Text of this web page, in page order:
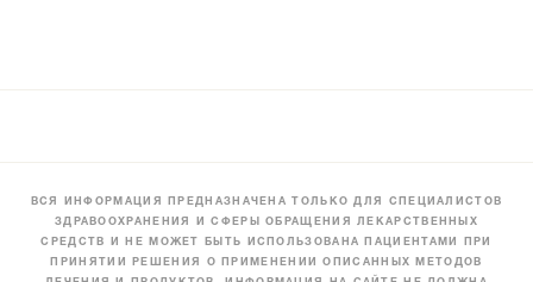
ВСЯ ИНФОРМАЦИЯ ПРЕДНАЗНАЧЕНА ТОЛЬКО ДЛЯ СПЕЦИАЛИСТОВ
ЗДРАВООХРАНЕНИЯ И СФЕРЫ ОБРАЩЕНИЯ ЛЕКАРСТВЕННЫХ
СРЕДСТВ И НЕ МОЖЕТ БЫТЬ ИСПОЛЬЗОВАНА ПАЦИЕНТАМИ ПРИ
ПРИНЯТИИ РЕШЕНИЯ О ПРИМЕНЕНИИ ОПИСАННЫХ МЕТОДОВ